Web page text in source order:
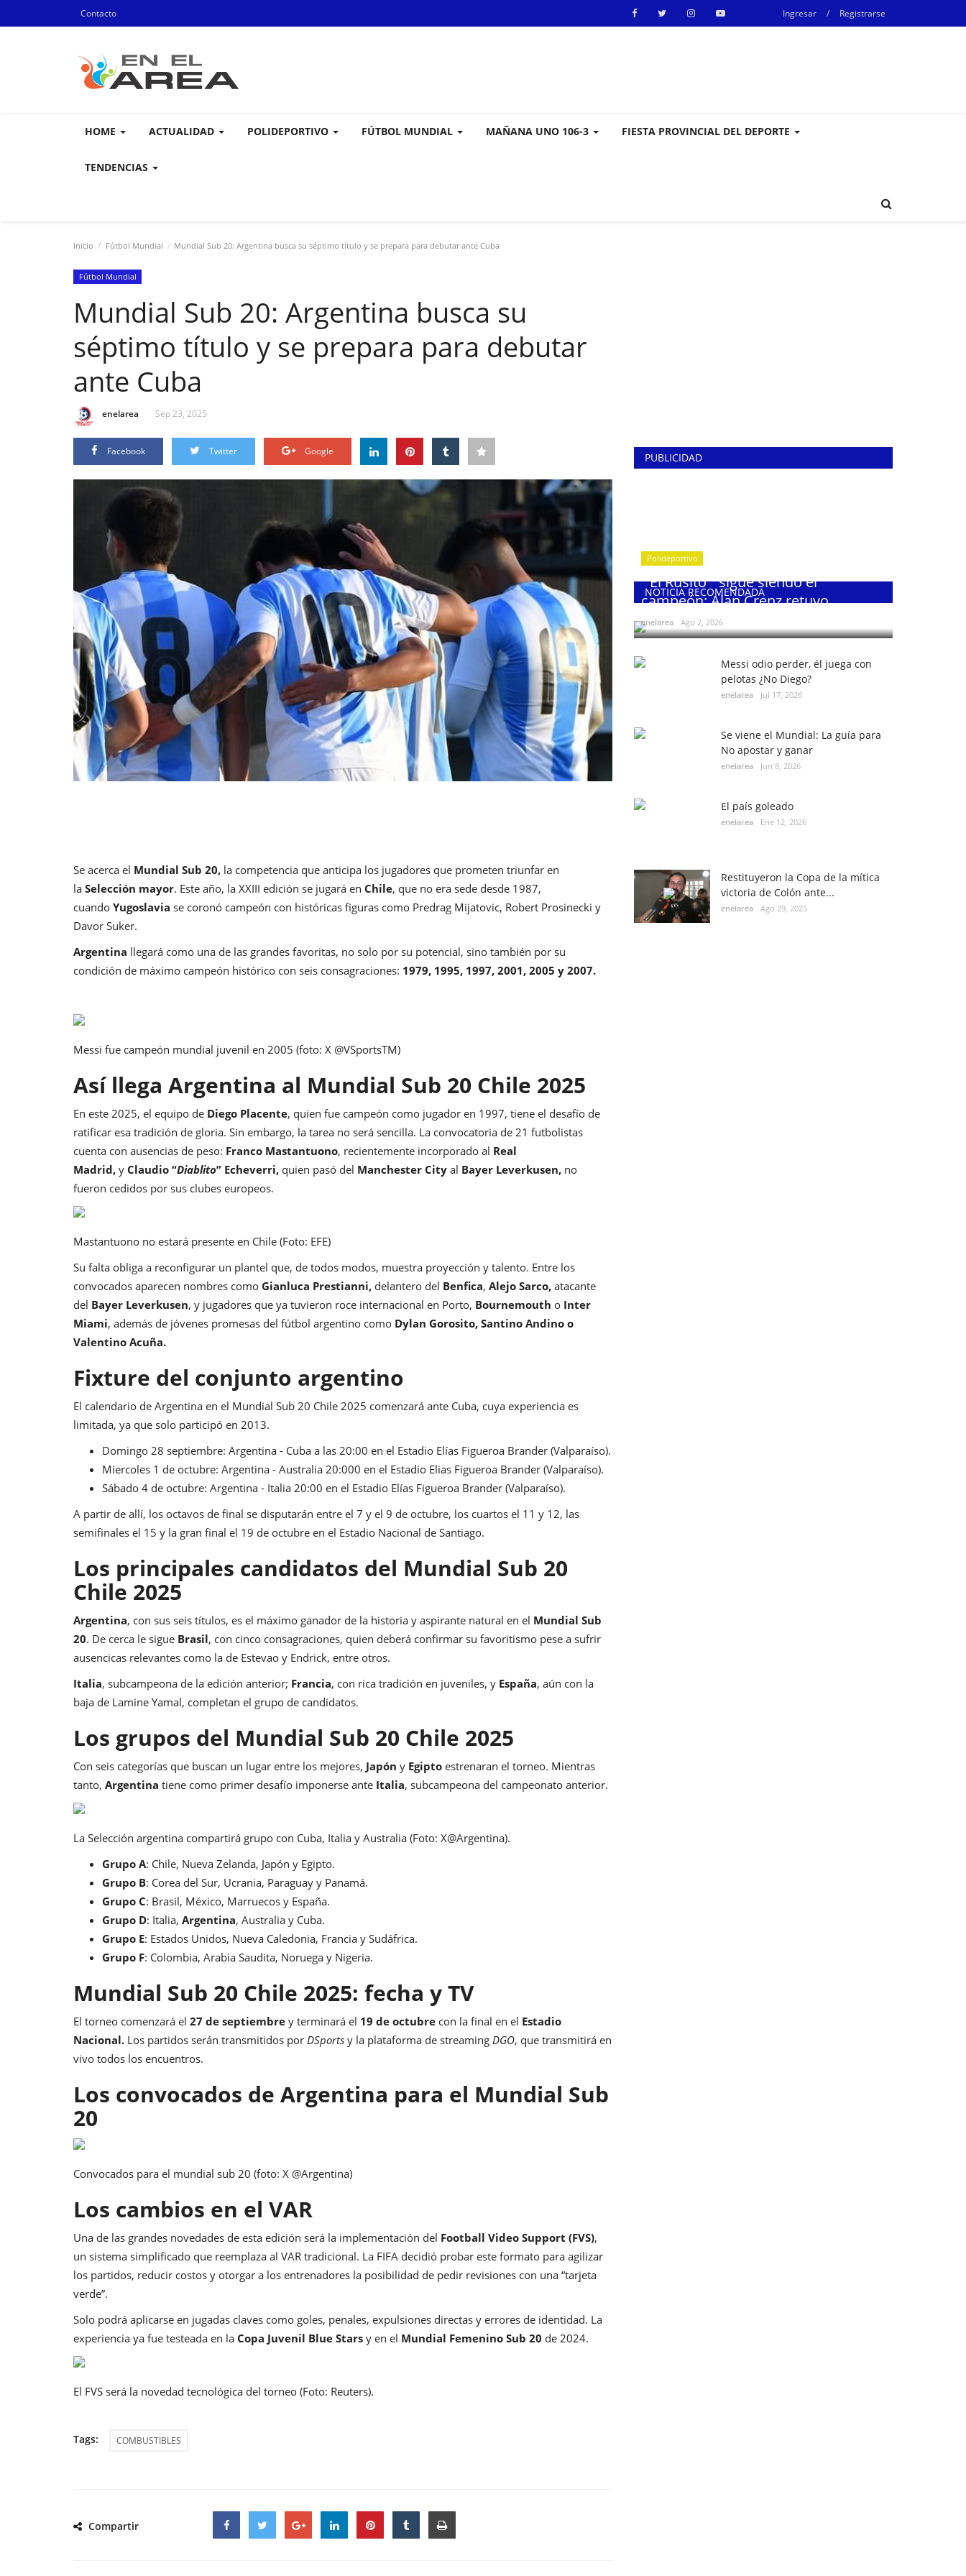
Contacto Ingresar / Registrarse
HOME ACTUALIDAD POLIDEPORTIVO FÚTBOL MUNDIAL MAÑANA UNO 106-3 FIESTA PROVINCIAL DEL DEPORTE
TENDENCIAS
Inicio Fútbol Mundial Mundial Sub 20: Argentina busca su séptimo título y se prepara para debutar ante Cuba
Fútbol Mundial
Mundial Sub 20: Argentina busca su
séptimo título y se prepara para debutar
ante Cuba
enelarea Sep 23, 2025
Facebook Twitter Google
Se acerca el Mundial Sub 20, la competencia que anticipa los jugadores que prometen triunfar en
la Selección mayor. Este año, la XXIII edición se jugará en Chile, que no era sede desde 1987,
cuando Yugoslavia se coronó campeón con históricas figuras como Predrag Mijatovic, Robert Prosinecki y
Davor Suker.
Argentina llegará como una de las grandes favoritas, no solo por su potencial, sino también por su
condición de máximo campeón histórico con seis consagraciones: 1979, 1995, 1997, 2001, 2005 y 2007.
Messi fue campeón mundial juvenil en 2005 (foto: X @VSportsTM)
Así llega Argentina al Mundial Sub 20 Chile 2025
En este 2025, el equipo de Diego Placente, quien fue campeón como jugador en 1997, tiene el desafío de
ratificar esa tradición de gloria. Sin embargo, la tarea no será sencilla. La convocatoria de 21 futbolistas
cuenta con ausencias de peso: Franco Mastantuono, recientemente incorporado al Real
Madrid, y Claudio “Diablito” Echeverri, quien pasó del Manchester City al Bayer Leverkusen, no
fueron cedidos por sus clubes europeos.
Mastantuono no estará presente en Chile (Foto: EFE)
Su falta obliga a reconfigurar un plantel que, de todos modos, muestra proyección y talento. Entre los
convocados aparecen nombres como Gianluca Prestianni, delantero del Benfica, Alejo Sarco, atacante
del Bayer Leverkusen, y jugadores que ya tuvieron roce internacional en Porto, Bournemouth o Inter
Miami, además de jóvenes promesas del fútbol argentino como Dylan Gorosito, Santino Andino o
Valentino Acuña.
Fixture del conjunto argentino
El calendario de Argentina en el Mundial Sub 20 Chile 2025 comenzará ante Cuba, cuya experiencia es
limitada, ya que solo participó en 2013.
Domingo 28 septiembre: Argentina - Cuba a las 20:00 en el Estadio Elías Figueroa Brander (Valparaíso).
Miercoles 1 de octubre: Argentina - Australia 20:000 en el Estadio Elias Figueroa Brander (Valparaíso).
Sábado 4 de octubre: Argentina - Italia 20:00 en el Estadio Elías Figueroa Brander (Valparaíso).
A partir de allí, los octavos de final se disputarán entre el 7 y el 9 de octubre, los cuartos el 11 y 12, las
semifinales el 15 y la gran final el 19 de octubre en el Estadio Nacional de Santiago.
Los principales candidatos del Mundial Sub 20
Chile 2025
Argentina, con sus seis títulos, es el máximo ganador de la historia y aspirante natural en el Mundial Sub
20. De cerca le sigue Brasil, con cinco consagraciones, quien deberá confirmar su favoritismo pese a sufrir
ausencicas relevantes como la de Estevao y Endrick, entre otros.
Italia, subcampeona de la edición anterior; Francia, con rica tradición en juveniles, y España, aún con la
baja de Lamine Yamal, completan el grupo de candidatos.
Los grupos del Mundial Sub 20 Chile 2025
Con seis categorías que buscan un lugar entre los mejores, Japón y Egipto estrenaran el torneo. Mientras
tanto, Argentina tiene como primer desafío imponerse ante Italia, subcampeona del campeonato anterior.
La Selección argentina compartirá grupo con Cuba, Italia y Australia (Foto: X@Argentina).
Grupo A: Chile, Nueva Zelanda, Japón y Egipto.
Grupo B: Corea del Sur, Ucrania, Paraguay y Panamá.
Grupo C: Brasil, México, Marruecos y España.
Grupo D: Italia, Argentina, Australia y Cuba.
Grupo E: Estados Unidos, Nueva Caledonia, Francia y Sudáfrica.
Grupo F: Colombia, Arabia Saudita, Noruega y Nigeria.
Mundial Sub 20 Chile 2025: fecha y TV
El torneo comenzará el 27 de septiembre y terminará el 19 de octubre con la final en el Estadio
Nacional. Los partidos serán transmitidos por DSports y la plataforma de streaming DGO, que transmitirá en
vivo todos los encuentros.
Los convocados de Argentina para el Mundial Sub
20
Convocados para el mundial sub 20 (foto: X @Argentina)
Los cambios en el VAR
Una de las grandes novedades de esta edición será la implementación del Football Video Support (FVS),
un sistema simplificado que reemplaza al VAR tradicional. La FIFA decidió probar este formato para agilizar
los partidos, reducir costos y otorgar a los entrenadores la posibilidad de pedir revisiones con una “tarjeta
verde”.
Solo podrá aplicarse en jugadas claves como goles, penales, expulsiones directas y errores de identidad. La
experiencia ya fue testeada en la Copa Juvenil Blue Stars y en el Mundial Femenino Sub 20 de 2024.
El FVS será la novedad tecnológica del torneo (Foto: Reuters).
Tags: COMBUSTIBLES
Compartir
PUBLICIDAD
NOTICIA RECOMENDADA
Polideportivo
¨El Rusito¨ sigue siendo el
campeón: Alan Crenz retuvo...
enelarea Ago 2, 2026
Messi odio perder, él juega con
pelotas ¿No Diego?
enelarea Jul 17, 2026
Se viene el Mundial: La guía para
No apostar y ganar
enelarea Jun 8, 2026
El país goleado
enelarea Ene 12, 2026
Restituyeron la Copa de la mítica
victoria de Colón ante...
enelarea Ago 29, 2025